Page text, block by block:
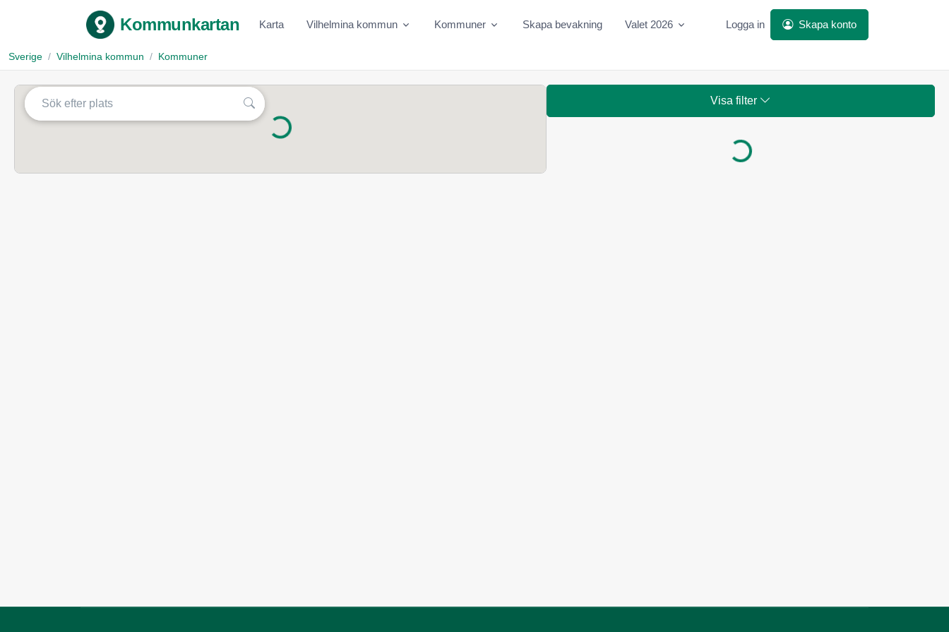
Kommunkartan Karta Vilhelmina kommun Kommuner Skapa bevakning Valet 2026 Logga in Skapa konto
Sverige Vilhelmina kommun Kommuner
Laddar... Visa filter
Laddar...